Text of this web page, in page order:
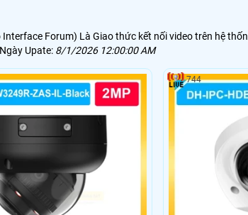
Forum) Là Giao thức kết nối video trên hệ
Upate: 8/1/2026 12:00:00 AM
744